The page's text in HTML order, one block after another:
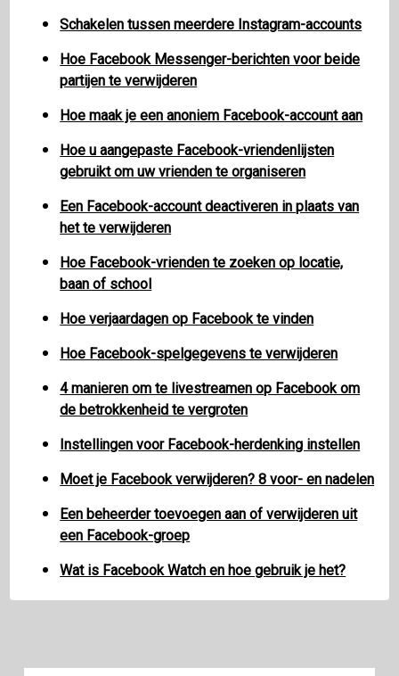
Schakelen tussen meerdere Instagram-accounts
Hoe Facebook Messenger-berichten voor beide
partijen te verwijderen
Hoe maak je een anoniem Facebook-account aan
Hoe u aangepaste Facebook-vriendenlijsten
gebruikt om uw vrienden te organiseren
Een Facebook-account deactiveren in plaats van
het te verwijderen
Hoe Facebook-vrienden te zoeken op locatie,
baan of school
Hoe verjaardagen op Facebook te vinden
Hoe Facebook-spelgegevens te verwijderen
4 manieren om te livestreamen op Facebook om
de betrokkenheid te vergroten
Instellingen voor Facebook-herdenking instellen
Moet je Facebook verwijderen? 8 voor- en nadelen
Een beheerder toevoegen aan of verwijderen uit
een Facebook-groep
Wat is Facebook Watch en hoe gebruik je het?